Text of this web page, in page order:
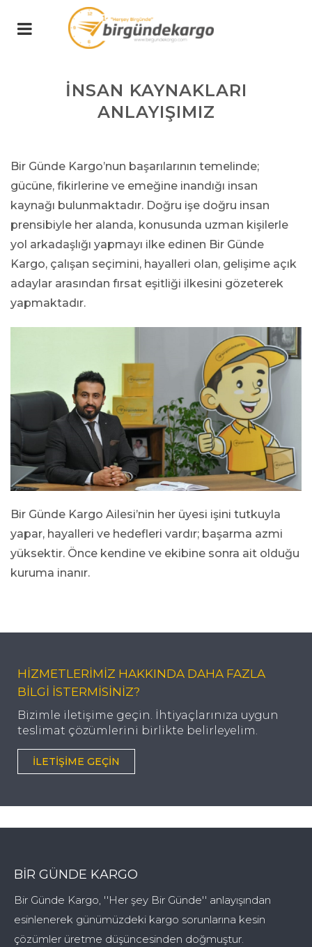
İNSAN KAYNAKLARI
ANLAYIŞIMIZ
Bir Günde Kargo’nun başarılarının temelinde;
gücüne, fikirlerine ve emeğine inandığı insan
kaynağı bulunmaktadır. Doğru işe doğru insan
prensibiyle her alanda, konusunda uzman kişilerle
yol arkadaşlığı yapmayı ilke edinen Bir Günde
Kargo, çalışan seçimini, hayalleri olan, gelişime açık
adaylar arasından fırsat eşitliği ilkesini gözeterek
yapmaktadır.
Bir Günde Kargo Ailesi’nin her üyesi işini tutkuyla
yapar, hayalleri ve hedefleri vardır; başarma azmi
yüksektir. Önce kendine ve ekibine sonra ait olduğu
kuruma inanır.
HİZMETLERİMİZ HAKKINDA DAHA FAZLA
BİLGİ İSTERMİSİNİZ?
Bizimle iletişime geçin. İhtiyaçlarınıza uygun
teslimat çözümlerini birlikte belirleyelim.
İLETIŞIME GEÇIN
BIR GÜNDE KARGO
Bir Günde Kargo, ''Her şey Bir Günde'' anlayışından
esinlenerek günümüzdeki kargo sorunlarına kesin
çözümler üretme düşüncesinden doğmuştur.